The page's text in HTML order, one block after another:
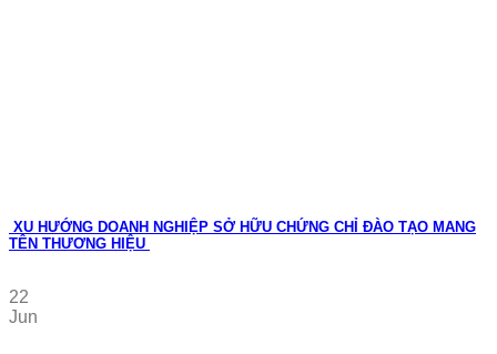
XU HƯỚNG DOANH NGHIỆP SỞ HỮU CHỨNG CHỈ ĐÀO TẠO MANG
TÊN THƯƠNG HIỆU
22
Jun